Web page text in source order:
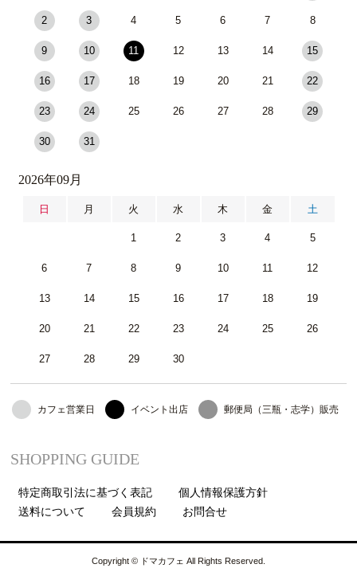
2 3 4 5 6 7 8
9 10 11 12 13 14 15
16 17 18 19 20 21 22
23 24 25 26 27 28 29
30 31
2026年09月
日 月 火 水 木 金 土
1 2 3 4 5
6 7 8 9 10 11 12
13 14 15 16 17 18 19
20 21 22 23 24 25 26
27 28 29 30
カフェ営業日 イベント出店 郵便局（三瓶・志学）販売
SHOPPING GUIDE
特定商取引法に基づく表記
個人情報保護方針
送料について
会員規約 お問合せ
Copyright © ドマカフェ All Rights Reserved.